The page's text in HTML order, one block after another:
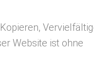
Website ist ohne